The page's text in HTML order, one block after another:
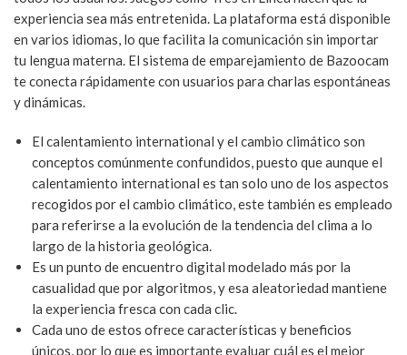
experiencia sea más entretenida. La plataforma está disponible
en varios idiomas, lo que facilita la comunicación sin importar
tu lengua materna. El sistema de emparejamiento de Bazoocam
te conecta rápidamente con usuarios para charlas espontáneas
y dinámicas.
El calentamiento international y el cambio climático son
conceptos comúnmente confundidos, puesto que aunque el
calentamiento international es tan solo uno de los aspectos
recogidos por el cambio climático, este también es empleado
para referirse a la evolución de la tendencia del clima a lo
largo de la historia geológica.
Es un punto de encuentro digital modelado más por la
casualidad que por algoritmos, y esa aleatoriedad mantiene
la experiencia fresca con cada clic.
Cada uno de estos ofrece características y beneficios
únicos, por lo que es importante evaluar cuál es el mejor